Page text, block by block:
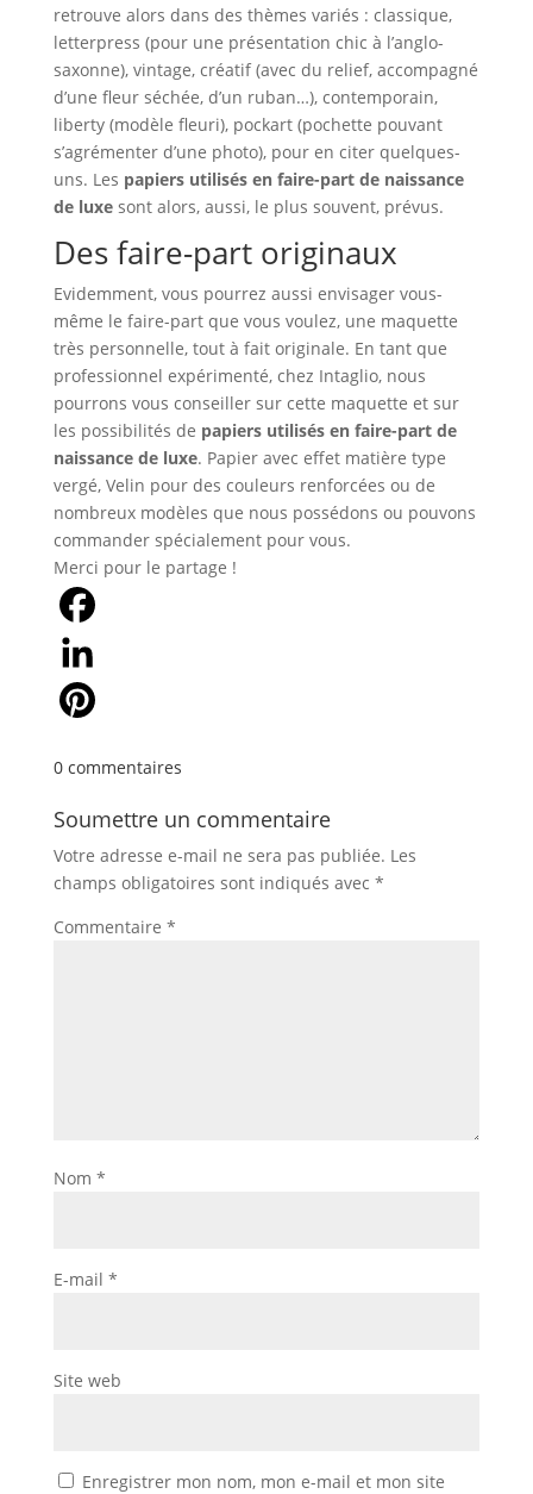
retrouve alors dans des thèmes variés : classique,
letterpress (pour une présentation chic à l’anglo-
saxonne), vintage, créatif (avec du relief, accompagné
d’une fleur séchée, d’un ruban…), contemporain,
liberty (modèle fleuri), pockart (pochette pouvant
s’agrémenter d’une photo), pour en citer quelques-
uns. Les papiers utilisés en faire-part de naissance
de luxesont alors, aussi, le plus souvent, prévus.
Des faire-part originaux
Evidemment, vous pourrez aussi envisager vous-
même le faire-part que vous voulez, une maquette
très personnelle, tout à fait originale. En tant que
professionnel expérimenté, chez Intaglio, nous
pourrons vous conseiller sur cette maquette et sur
les possibilités de papiers utilisés en faire-part de
naissance de luxe. Papier avec effet matière type
vergé, Velin pour des couleurs renforcées ou de
nombreux modèles que nous possédons ou pouvons
commander spécialement pour vous.
Merci pour le partage !
Facebook
LinkedIn
0 commentaires
Soumettre un commentaire
Votre adresse e-mail ne sera pas publiée. Les
champs obligatoires sont indiqués avec *
Commentaire *
Nom *
E-mail *
Site web
Enregistrer mon nom, mon e-mail et mon site